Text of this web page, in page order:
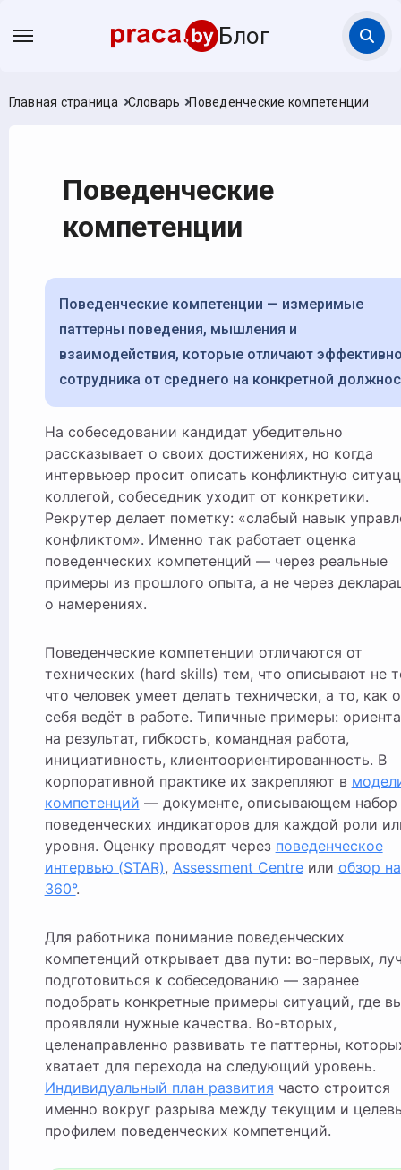
Блог
Главная страница Словарь Поведенческие компетенции
Поведенческие
компетенции
Поведенческие компетенции — измеримые
паттерны поведения, мышления и
взаимодействия, которые отличают
сотрудника от среднего на конкретной
На собеседовании кандидат убедительно
рассказывает о своих достижениях, но когда
интервьюер просит описать конфликтную
коллегой, собеседник уходит от конкретики.
Рекрутер делает пометку: «слабый навык
конфликтом». Именно так работает оценка
поведенческих компетенций — через реальные
примеры из прошлого опыта, а не через
о намерениях.
Поведенческие компетенции отличаются от
технических (hard skills) тем, что описывают не
что человек умеет делать технически, а то, как
себя ведёт в работе. Типичные примеры:
на результат, гибкость, командная работа,
инициативность, клиентоориентированность. В
корпоративной практике их закрепляют в
компетенций — документе, описывающем набор
поведенческих индикаторов для каждой роли
уровня. Оценку проводят через поведенческое
интервью (STAR), Assessment Centreили обзор на
360°.
Для работника понимание поведенческих
компетенций открывает два пути: во-первых,
подготовиться к собеседованию — заранее
подобрать конкретные примеры ситуаций, где
проявляли нужные качества. Во-вторых,
целенаправленно развивать те паттерны,
хватает для перехода на следующий уровень.
Индивидуальный план развития часто строится
именно вокруг разрыва между текущим и
профилем поведенческих компетенций.